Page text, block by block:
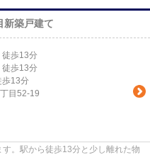
新築戸建て
徒歩13分
徒歩13分
歩13分
丁目52-19
。駅から徒歩13分と少し離れた物